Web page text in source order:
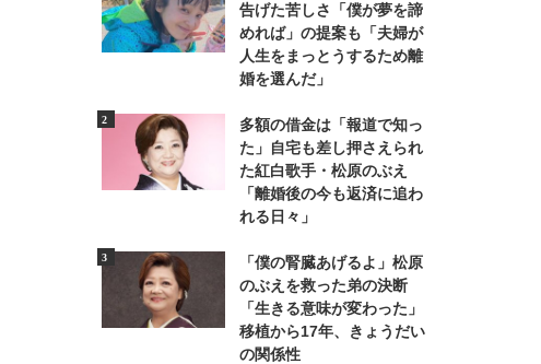
告げた苦しさ「僕が夢を諦
めれば」の提案も「夫婦が
人生をまっとうするため離
婚を選んだ」
多額の借金は「報道で知っ
た」自宅も差し押さえられ
た紅白歌手・松原のぶえ
「離婚後の今も返済に追わ
れる日々」
「僕の腎臓あげるよ」松原
のぶえを救った弟の決断
「生きる意味が変わった」
移植から17年、きょうだい
の関係性